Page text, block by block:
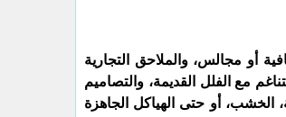
أو مجالس، والملاحق التجارية
مع الفلل القديمة، والتصاميم
الخشب، أو حتى الهياكل الجاهزة